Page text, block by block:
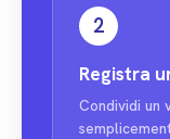
2
Registra
Condividi un